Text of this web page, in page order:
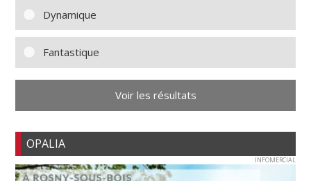
Dynamique
Fantastique
Voir les résultats
OPALIA
INFOMERCIAL